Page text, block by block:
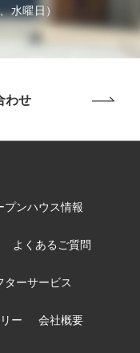
水曜日）
わせ
プンハウス情報
よくあるご質問
ターサービス
ー 会社概要